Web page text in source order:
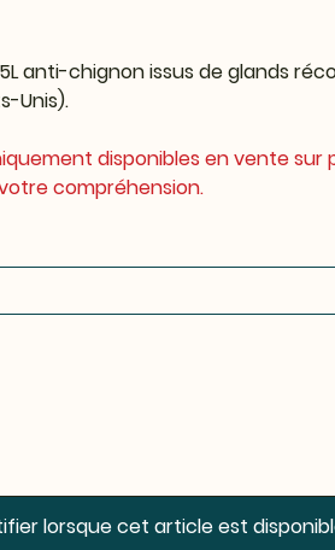
anti-chignon issus de glands
Unis).
disponibles en vente sur
compréhension.
lorsque cet article est